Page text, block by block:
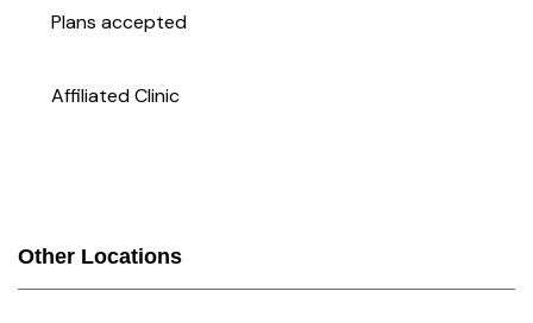
Plans accepted
Affiliated Clinic
Other Locations